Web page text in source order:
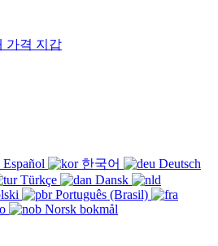
가격 지갑
Español 한국어
Deutsch
Türkçe
Dansk
Português (Brasil)
Norsk bokmål